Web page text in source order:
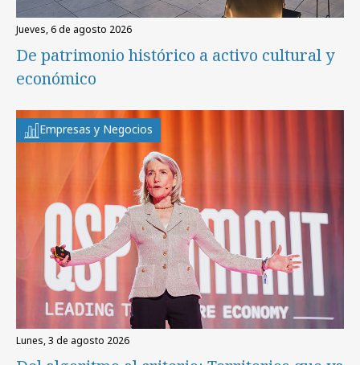
jueves, 6 de agosto 2026
De patrimonio histórico a activo cultural y
económico
Empresas y Negocios
lunes, 3 de agosto 2026